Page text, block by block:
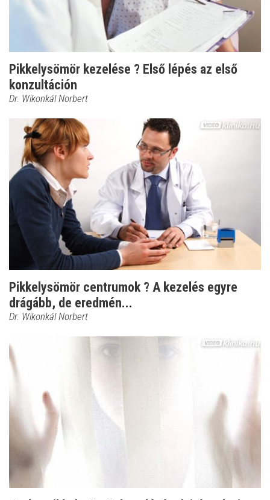
Pikkelysömör kezelése ? Első lépés az első
konzultáción
Dr. Wikonkál Norbert
Pikkelysömör centrumok ? A kezelés egyre
drágább, de eredmén...
Dr. Wikonkál Norbert